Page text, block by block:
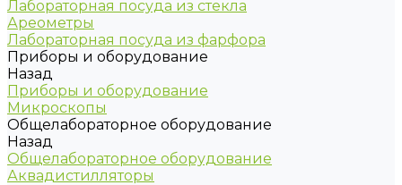
Лабораторная посуда из стекла
Ареометры
Лабораторная посуда из фарфора
Приборы и оборудование
Назад
Приборы и оборудование
Микроскопы
Общелабораторное оборудование
Назад
Общелабораторное оборудование
Аквадистилляторы